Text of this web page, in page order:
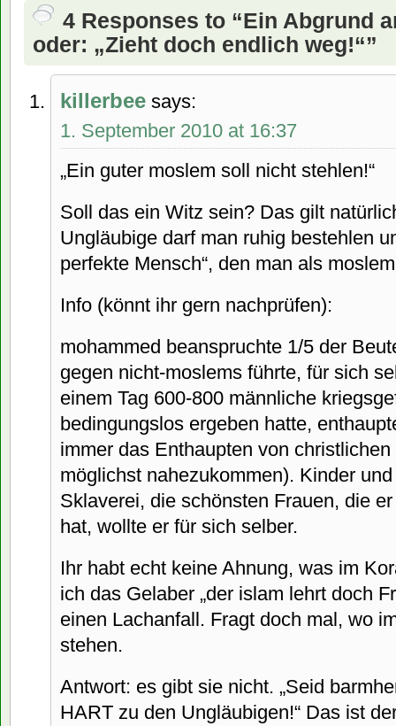
4 Responses to “Ein Abgrund
oder: „Zieht doch endlich weg!“”
killerbee says:
1. September 2010 at 16:37
„Ein guter moslem soll nicht stehlen!“
Soll das ein Witz sein? Das gilt
Ungläubige darf man ruhig bestehlen
perfekte Mensch“, den man als
Info (könnt ihr gern nachprüfen):
mohammed beanspruchte 1/5 der
gegen nicht-moslems führte, für sich
einem Tag 600-800 männliche
bedingungslos ergeben hatte,
immer das Enthaupten von
möglichst nahezukommen). Kinder
Sklaverei, die schönsten Frauen, die
hat, wollte er für sich selber.
Ihr habt echt keine Ahnung, was im
ich das Gelaber „der islam lehrt doch
einen Lachanfall. Fragt doch mal, wo
stehen.
Antwort: es gibt sie nicht. „Seid
HART zu den Ungläubigen!“ Das ist